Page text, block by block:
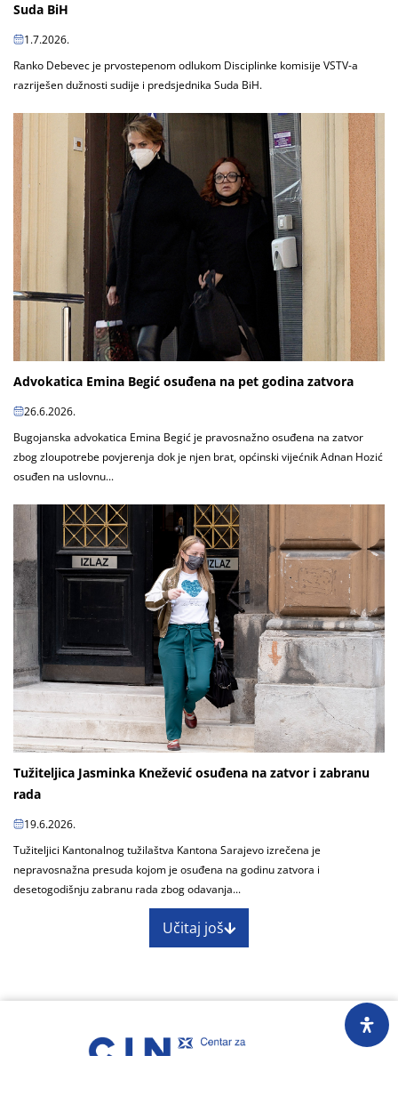
Suda BiH
1.7.2026.
Ranko Debevec je prvostepenom odlukom Disciplinke komisije VSTV-a
razriješen dužnosti sudije i predsjednika Suda BiH.
Advokatica Emina Begić osuđena na pet godina zatvora
26.6.2026.
Bugojanska advokatica Emina Begić je pravosnažno osuđena na zatvor
zbog zloupotrebe povjerenja dok je njen brat, općinski vijećnik Adnan Hozić
osuđen na uslovnu...
Tužiteljica Jasminka Knežević osuđena na zatvor i zabranu
rada
19.6.2026.
Tužiteljici Kantonalnog tužilaštva Kantona Sarajevo izrečena je
nepravosnažna presuda kojom je osuđena na godinu zatvora i
desetogodišnju zabranu rada zbog odavanja...
Učitaj još